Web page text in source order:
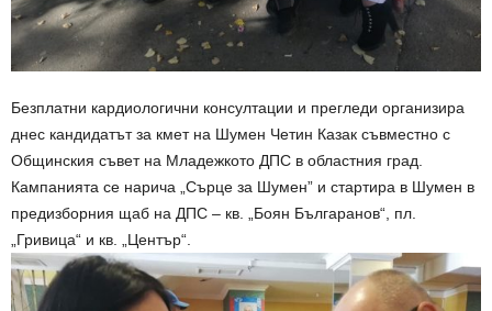
Безплатни кардиологични консултации и прегледи организира
днес кандидатът за кмет на Шумен Четин Казак съвместно с
Общинския съвет на Младежкото ДПС в областния град.
Кампанията се нарича „Сърце за Шумен” и стартира в Шумен в
предизборния щаб на ДПС – кв. „Боян Българанов“, пл.
„Гривица“ и кв. „Център“.